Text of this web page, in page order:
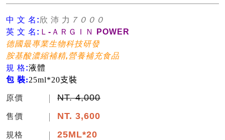
中 文 名:欣 沛 力 ７０００
英 文 名: Ｌ-ＡＲＧＩＮ POWER
德國最專業生物科技研發
胺基酸濃縮補精,營養補充食品
規 格:液體
包 裝:25ml*20支裝
原價 NT. 4,000
售價 NT. 3,600
規格 25ML*20